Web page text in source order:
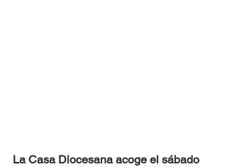
La Casa Diocesana acoge el sábado